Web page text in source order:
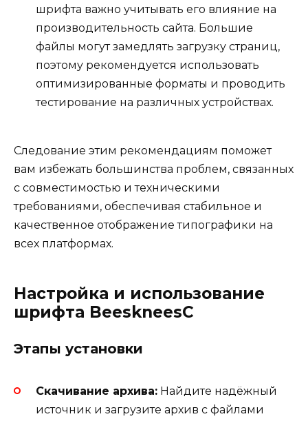
шрифта важно учитывать его влияние на
производительность сайта. Большие
файлы могут замедлять загрузку страниц,
поэтому рекомендуется использовать
оптимизированные форматы и проводить
тестирование на различных устройствах.
Следование этим рекомендациям поможет
вам избежать большинства проблем, связанных
с совместимостью и техническими
требованиями, обеспечивая стабильное и
качественное отображение типографики на
всех платформах.
Настройка и использование
шрифта BeeskneesC
Этапы установки
Скачивание архива: Найдите надёжный
источник и загрузите архив с файлами